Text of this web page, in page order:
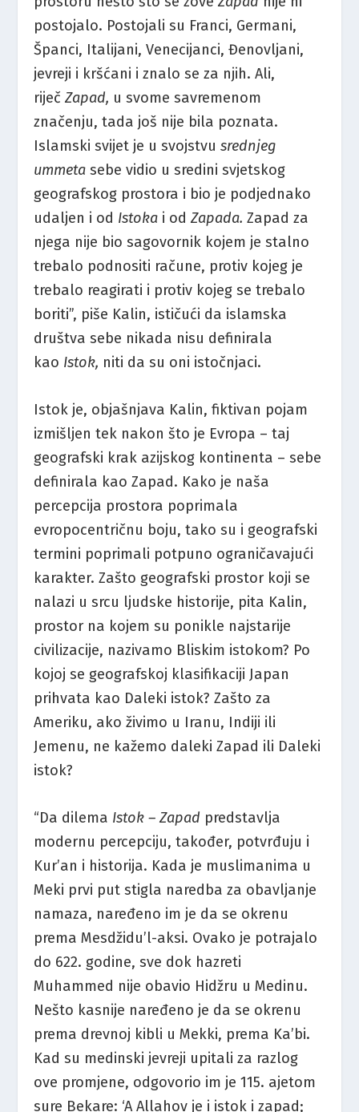
postojalo. Postojali su Franci, Germani,
Španci, Italijani, Venecijanci, Đenovljani,
jevreji i kršćani i znalo se za njih. Ali,
riječZapad, u svome savremenom
značenju, tada još nije bila poznata.
Islamski svijet je u svojstvusrednjeg
ummetasebe vidio u sredini svjetskog
geografskog prostora i bio je podjednako
udaljen i od Istoka i odZapada.Zapad za
njega nije bio sagovornik kojem je stalno
trebalo podnositi račune, protiv kojeg je
trebalo reagirati i protiv kojeg se trebalo
boriti”, piše Kalin, ističući da islamska
društva sebe nikada nisu definirala
kao Istok, niti da su oni istočnjaci.
Istok je, objašnjava Kalin, fiktivan pojam
izmišljen tek nakon što je Evropa – taj
geografski krak azijskog kontinenta – sebe
definirala kao Zapad. Kako je naša
percepcija prostora poprimala
evropocentričnu boju, tako su i geografski
termini poprimali potpuno ograničavajući
karakter. Zašto geografski prostor koji se
nalazi u srcu ljudske historije, pita Kalin,
prostor na kojem su ponikle najstarije
civilizacije, nazivamo Bliskim istokom? Po
kojoj se geografskoj klasifikaciji Japan
prihvata kao Daleki istok? Zašto za
Ameriku, ako živimo u Iranu, Indiji ili
Jemenu, ne kažemo daleki Zapad ili Daleki
istok?
“Da dilema Istok – Zapad predstavlja
modernu percepciju, također, potvrđuju i
Kur’an i historija. Kada je muslimanima u
Meki prvi put stigla naredba za obavljanje
namaza, naređeno im je da se okrenu
prema Mesdžidu’l-aksi. Ovako je potrajalo
do 622. godine, sve dok hazreti
Muhammed nije obavio Hidžru u Medinu.
Nešto kasnije naređeno je da se okrenu
prema drevnoj kibli u Mekki, prema Ka’bi.
Kad su medinski jevreji upitali za razlog
ove promjene, odgovorio im je 115. ajetom
sure Bekare: ‘A Allahov je i istok i zapad;